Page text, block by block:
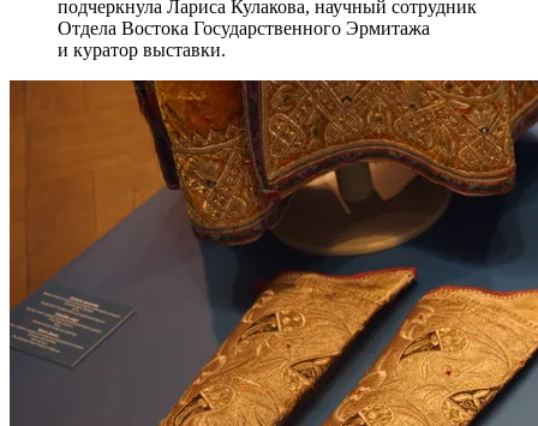
подчеркнула Лариса Кулакова, научный сотрудник
Отдела Востока Государственного Эрмитажа
и куратор выставки.